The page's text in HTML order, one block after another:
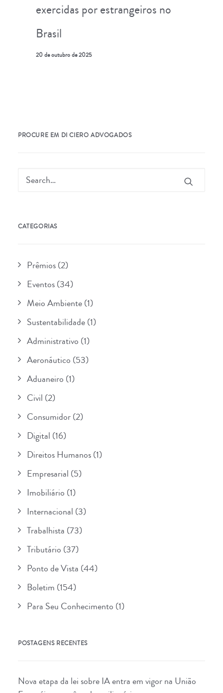
exercidas por estrangeiros no
Brasil
20 de outubro de 2025
PROCURE EM DI CIERO ADVOGADOS
CATEGORIAS
Prêmios(2)
Eventos(34)
Meio Ambiente(1)
Sustentabilidade(1)
Administrativo (1)
Aeronáutico (53)
Aduaneiro (1)
Civil (2)
Consumidor(2)
Digital (16)
Direitos Humanos(1)
Empresarial (5)
Imobiliário (1)
Internacional (3)
Trabalhista (73)
Tributário (37)
Ponto de Vista (44)
Boletim (154)
Para Seu Conhecimento (1)
POSTAGENS RECENTES
Nova etapa da lei sobre IA entra em vigor na União